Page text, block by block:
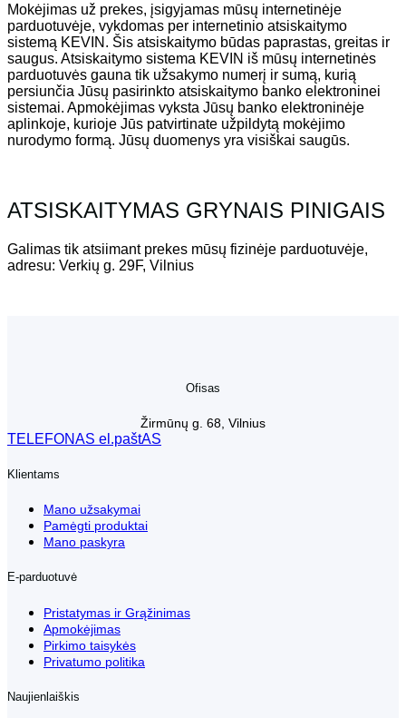
Mokėjimas už prekes, įsigyjamas mūsų internetinėje
parduotuvėje, vykdomas per internetinio atsiskaitymo
sistemą KEVIN. Šis atsiskaitymo būdas paprastas, greitas ir
saugus. Atsiskaitymo sistema KEVIN iš mūsų internetinės
parduotuvės gauna tik užsakymo numerį ir sumą, kurią
persiunčia Jūsų pasirinkto atsiskaitymo banko elektroninei
sistemai. Apmokėjimas vyksta Jūsų banko elektroninėje
aplinkoje, kurioje Jūs patvirtinate užpildytą mokėjimo
nurodymo formą. Jūsų duomenys yra visiškai saugūs.
ATSISKAITYMAS GRYNAIS PINIGAIS
Galimas tik atsiimant prekes mūsų fizinėje parduotuvėje,
adresu: Verkių g. 29F, Vilnius
Ofisas
Žirmūnų g. 68, Vilnius
TELEFONAS el.paštAS
Klientams
Mano užsakymai
Pamėgti produktai
Mano paskyra
E-parduotuvė
Pristatymas ir Grąžinimas
Apmokėjimas
Pirkimo taisykės
Privatumo politika
Naujienlaiškis